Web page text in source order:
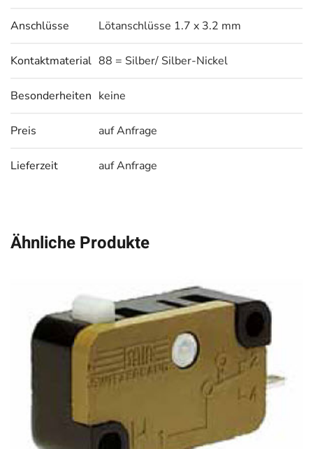
Anschlüsse Lötanschlüsse 1.7 x 3.2 mm
Kontaktmaterial 88 = Silber/ Silber-Nickel
Besonderheiten keine
Preis auf Anfrage
Lieferzeit auf Anfrage
Ähnliche Produkte